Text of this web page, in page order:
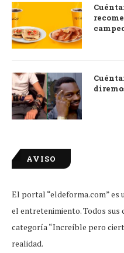
AVISO
El portal “eldeforma.com” es
el entretenimiento. Todos
categoría “Increíble pero
realidad.